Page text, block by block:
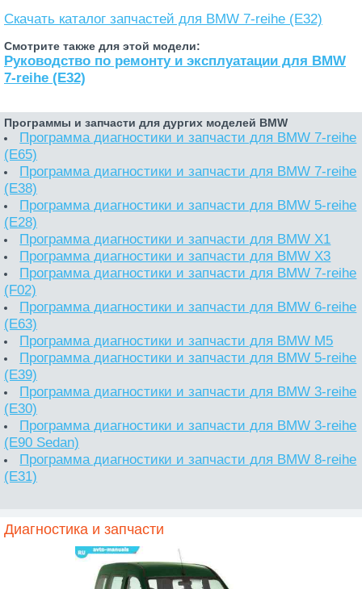
Скачать каталог запчастей для BMW 7-reihe (E32)
Смотрите также для этой модели:
Руководство по ремонту и эксплуатации для BMW
7-reihe (E32)
Программы и запчасти для дургих моделей BMW
Программа диагностики и запчасти для BMW 7-reihe
(E65)
Программа диагностики и запчасти для BMW 7-reihe
(E38)
Программа диагностики и запчасти для BMW 5-reihe
(E28)
Программа диагностики и запчасти для BMW X1
Программа диагностики и запчасти для BMW X3
Программа диагностики и запчасти для BMW 7-reihe
(F02)
Программа диагностики и запчасти для BMW 6-reihe
(E63)
Программа диагностики и запчасти для BMW M5
Программа диагностики и запчасти для BMW 5-reihe
(E39)
Программа диагностики и запчасти для BMW 3-reihe
(E30)
Программа диагностики и запчасти для BMW 3-reihe
(E90 Sedan)
Программа диагностики и запчасти для BMW 8-reihe
(E31)
Диагностика и запчасти